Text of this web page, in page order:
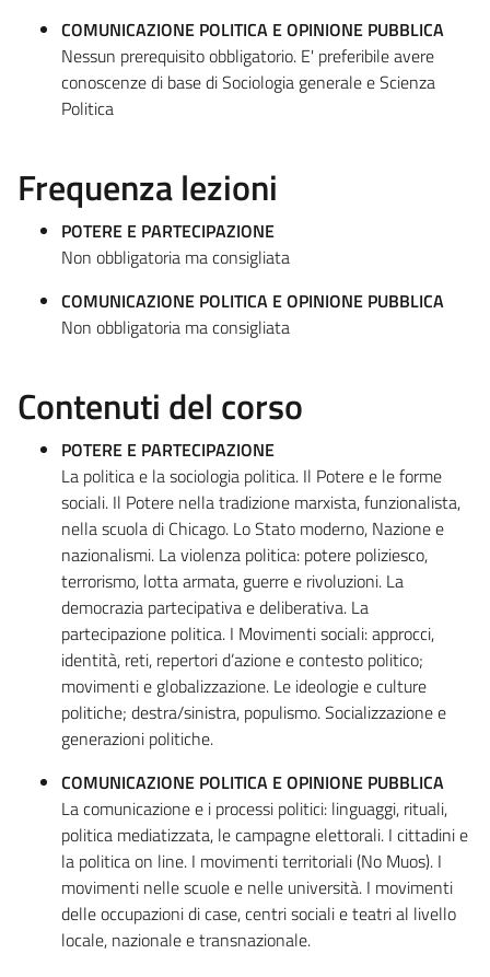
COMUNICAZIONE POLITICA E OPINIONE PUBBLICA
Nessun prerequisito obbligatorio. E' preferibile avere
conoscenze di base di Sociologia generale e Scienza
Politica
Frequenza lezioni
POTERE E PARTECIPAZIONE
Non obbligatoria ma consigliata
COMUNICAZIONE POLITICA E OPINIONE PUBBLICA
Non obbligatoria ma consigliata
Contenuti del corso
POTERE E PARTECIPAZIONE
La politica e la sociologia politica. Il Potere e le forme
sociali. Il Potere nella tradizione marxista, funzionalista,
nella scuola di Chicago. Lo Stato moderno, Nazione e
nazionalismi. La violenza politica: potere poliziesco,
terrorismo, lotta armata, guerre e rivoluzioni. La
democrazia partecipativa e deliberativa. La
partecipazione politica. I Movimenti sociali: approcci,
identità, reti, repertori d’azione e contesto politico;
movimenti e globalizzazione. Le ideologie e culture
politiche; destra/sinistra, populismo. Socializzazione e
generazioni politiche.
COMUNICAZIONE POLITICA E OPINIONE PUBBLICA
La comunicazione e i processi politici: linguaggi, rituali,
politica mediatizzata, le campagne elettorali. I cittadini e
la politica on line. I movimenti territoriali (No Muos). I
movimenti nelle scuole e nelle università. I movimenti
delle occupazioni di case, centri sociali e teatri al livello
locale, nazionale e transnazionale.